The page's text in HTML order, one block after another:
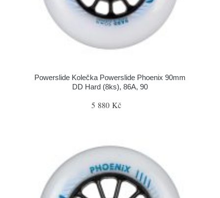
Powerslide Kolečka Powerslide Phoenix 90mm
DD Hard (8ks), 86A, 90
5 880 Kč